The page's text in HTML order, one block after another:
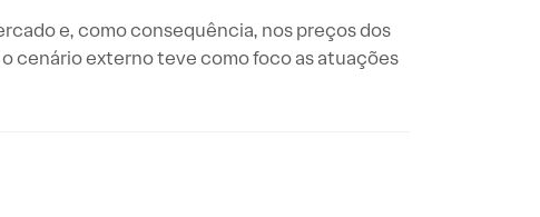
e, como consequência, nos preços dos
cenário externo teve como foco as atuações